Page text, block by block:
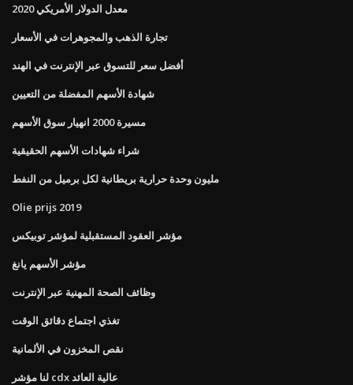
معدل الدولار الأمريكي 2020
تجارة الذهب والمجوهرات في الأسعار
أفضل سعر للتسوق عبر الإنترنت في الهند
شهادة الأسهم المفضلة من التعيين
مسيرة 2000 انهيار سوق الأسهم
شراء شهادات الأسهم الحقيقية
مليون وحدة حرارية بريطانية لكل برميل من النفط
Olie prijs 2019
مؤشر العقود المستقبلية لمؤشر توبيكس
مؤشر الأسهم يانغ
وظائف الصحة المهنية عبر الإنترنت
تغذي اجتماع دقائق الوقت
نقص المخزون في الألمانية
لنا مؤشر cdx عالية العائد